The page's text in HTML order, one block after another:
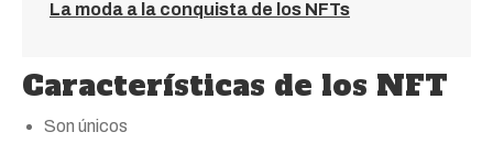
La moda a la conquista de los NFTs
Características de los NFT
Son únicos